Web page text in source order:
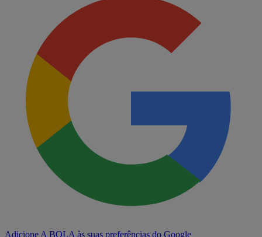
Adicione A BOLA às suas preferências do Google